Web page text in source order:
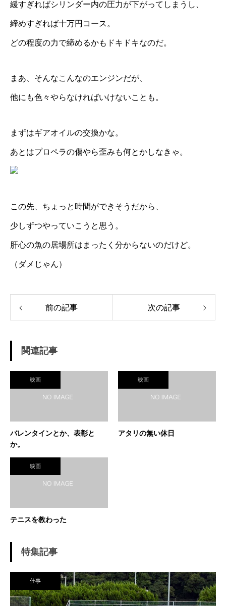
緩すぎればシリンダー内の圧力が下がってしまうし、
締めすぎれば十万円コース。
どの程度の力で締めるかもドキドキなのだ。
まあ、そんなこんなのエンジンだが、
他にも色々やらなければいけないことも。
まずはギアオイルの交換かな。
あとはプロペラの傷やら歪みも何とかしなきゃ。
この先、ちょっと時間ができそうだから、
少しずつやっていこうと思う。
肝心の魚の居場所はまったく分からないのだけど。
（ダメじゃん）
前の記事 次の記事
関連記事
映画
バレンタインとか、表彰と
か。
映画
アタリの無い休日
映画
テニスを教わった
特集記事
仕事